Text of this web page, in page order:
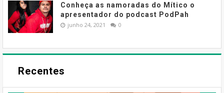
Conheça as namoradas do Mítico o
apresentador do podcast PodPah
junho 24, 2021 0
Recentes